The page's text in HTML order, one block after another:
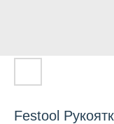
Festool